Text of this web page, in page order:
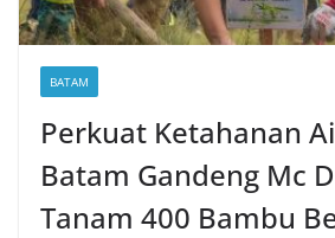
BATAM
Perkuat Ketahanan
Batam Gandeng Mc
Tanam 400 Bambu